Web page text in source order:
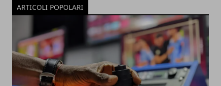
ARTICOLI POPOLARI